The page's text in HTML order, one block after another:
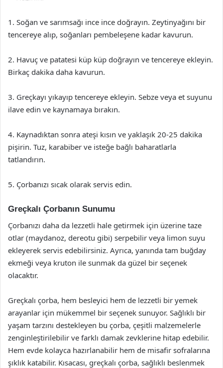
1. Soğan ve sarımsağı ince ince doğrayın. Zeytinyağını bir
tencereye alıp, soğanları pembeleşene kadar kavurun.
2. Havuç ve patatesi küp küp doğrayın ve tencereye ekleyin.
Birkaç dakika daha kavurun.
3. Greçkayı yıkayıp tencereye ekleyin. Sebze veya et suyunu
ilave edin ve kaynamaya bırakın.
4. Kaynadıktan sonra ateşi kısın ve yaklaşık 20-25 dakika
pişirin. Tuz, karabiber ve isteğe bağlı baharatlarla
tatlandırın.
5. Çorbanızı sıcak olarak servis edin.
Greçkalı Çorbanın Sunumu
Çorbanızı daha da lezzetli hale getirmek için üzerine taze
otlar (maydanoz, dereotu gibi) serpebilir veya limon suyu
ekleyerek servis edebilirsiniz. Ayrıca, yanında tam buğday
ekmeği veya kruton ile sunmak da güzel bir seçenek
olacaktır.
Greçkalı çorba, hem besleyici hem de lezzetli bir yemek
arayanlar için mükemmel bir seçenek sunuyor. Sağlıklı bir
yaşam tarzını destekleyen bu çorba, çeşitli malzemelerle
zenginleştirilebilir ve farklı damak zevklerine hitap edebilir.
Hem evde kolayca hazırlanabilir hem de misafir sofralarına
şıklık katabilir. Kısacası, greçkalı çorba, sağlıklı beslenmek